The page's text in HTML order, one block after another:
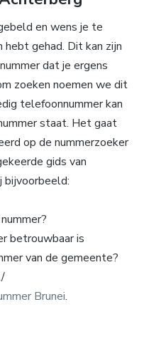
en wens je te
gehad. Dit kan zijn
dat je ergens
zoeken noemen we dit
telefoonnummer kan
staat. Het gaat
op de nummerzoeker
gids van
bijvoorbeeld:
betrouwbaar is
van de gemeente?
Brunei.